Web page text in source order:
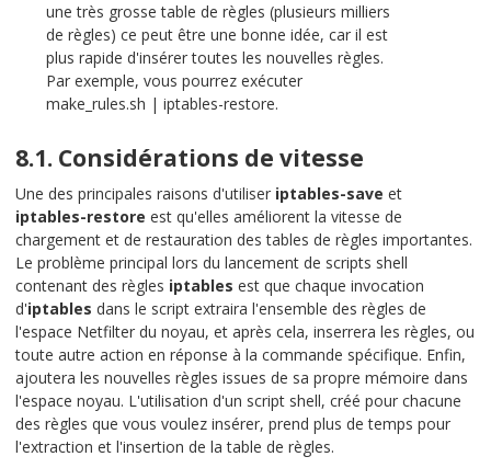
une très grosse table de règles (plusieurs milliers
de règles) ce peut être une bonne idée, car il est
plus rapide d'insérer toutes les nouvelles règles.
Par exemple, vous pourrez exécuter
make_rules.sh | iptables-restore.
8.1. Considérations de vitesse
Une des principales raisons d'utiliser iptables-save et
iptables-restore est qu'elles améliorent la vitesse de
chargement et de restauration des tables de règles importantes.
Le problème principal lors du lancement de scripts shell
contenant des règles iptables est que chaque invocation
d'iptables dans le script extraira l'ensemble des règles de
l'espace Netfilter du noyau, et après cela, inserrera les règles, ou
toute autre action en réponse à la commande spécifique. Enfin,
ajoutera les nouvelles règles issues de sa propre mémoire dans
l'espace noyau. L'utilisation d'un script shell, créé pour chacune
des règles que vous voulez insérer, prend plus de temps pour
l'extraction et l'insertion de la table de règles.